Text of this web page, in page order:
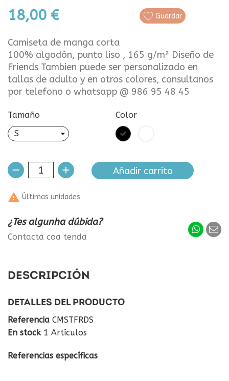
18,00 € Guardar
Camiseta de manga corta
100% algodón, punto liso , 165 g/m² Diseño de
Friends Tambien puede ser personalizado en
tallas de adulto y en otros colores, consultanos
por telefono o whatsapp @ 986 95 48 45
Tamaño Color
Negro
Añadir carrito
 Últimas unidades
¿Tes algunha dúbida?
Contacta coa tenda
DESCRIPCIÓN
DETALLES DEL PRODUCTO
Referencia CMSTFRDS
En stock 1 Artículos
Referencias específicas